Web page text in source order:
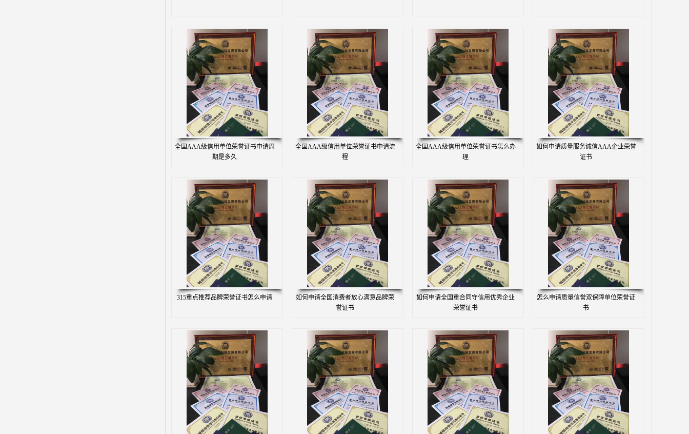
全国AAA级信用单位荣誉证书申请周
期是多久
全国AAA级信用单位荣誉证书申请流
程
全国AAA级信用单位荣誉证书怎么办
理
如何申请质量服务诚信AAA企业荣誉
证书
315重点推荐品牌荣誉证书怎么申请
如何申请全国消费者放心满意品牌荣
誉证书
如何申请全国重合同守信用优秀企业
荣誉证书
怎么申请质量信誉双保障单位荣誉证
书